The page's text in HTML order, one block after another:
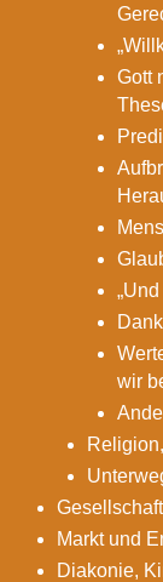
Gott
wir
Markt und
Diakonie,